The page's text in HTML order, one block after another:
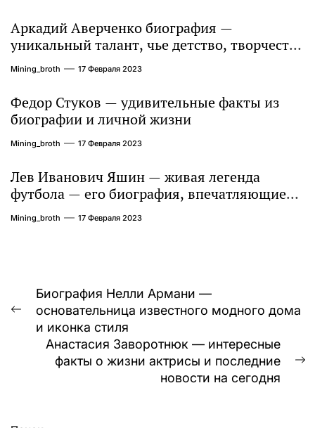
Аркадий Аверченко биография —
уникальный талант, чье детство, творчество
и литературное наследие продолжают
восхищать миллионы
Mining_broth 17 Февраля 2023
Федор Стуков — удивительные факты из
биографии и личной жизни
Mining_broth 17 Февраля 2023
Лев Иванович Яшин — живая легенда
футбола — его биография, впечатляющие
достижения и интересная личная жизнь
Mining_broth 17 Февраля 2023
Навигация
по
записям
Предыдущая
запись:
Биография Нелли Армани —
основательница известного модного дома
и иконка стиля
Анастасия Заворотнюк — интересные
факты о жизни актрисы и последние
новости на сегодня